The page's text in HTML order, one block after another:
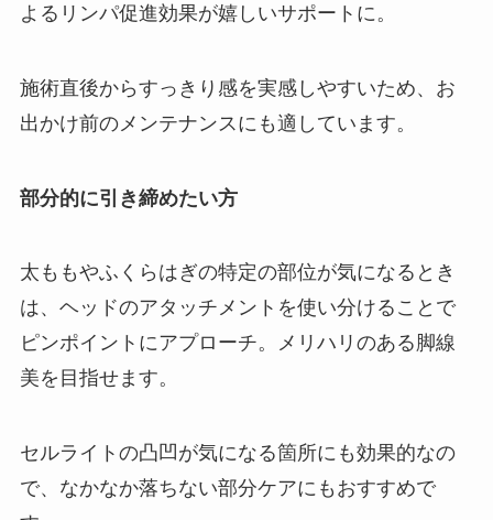
よるリンパ促進効果が嬉しいサポートに。
施術直後からすっきり感を実感しやすいため、お
出かけ前のメンテナンスにも適しています。
部分的に引き締めたい方
太ももやふくらはぎの特定の部位が気になるとき
は、ヘッドのアタッチメントを使い分けることで
ピンポイントにアプローチ。メリハリのある脚線
美を目指せます。
セルライトの凸凹が気になる箇所にも効果的なの
で、なかなか落ちない部分ケアにもおすすめで